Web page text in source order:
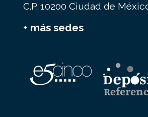
C.P. 10200 Ciudad de
+ más sedes